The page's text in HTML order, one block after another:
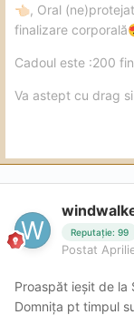
👈🏻, Oral
finalizare corporală
Cadoul este :200
Va astept cu drag
Reputație: 99
Postat
Proaspăt ieșit de la
Domnița pt timpul